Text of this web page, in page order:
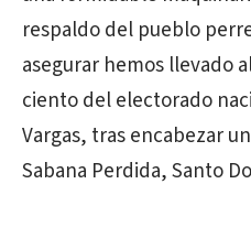
respaldo del pueblo
asegurar hemos llevado
ciento del electorado
Vargas, tras encabezar
Sabana Perdida, Santo